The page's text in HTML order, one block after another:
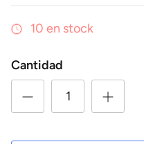
10 en stock
Cantidad